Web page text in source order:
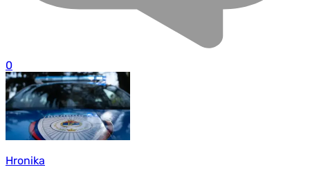
0
Hronika